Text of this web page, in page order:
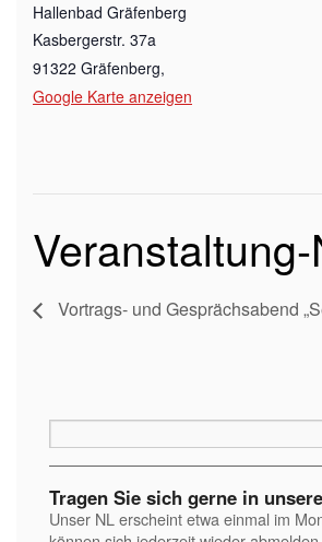
Hallenbad Gräfenberg
Kasbergerstr. 37a
91322 Gräfenberg,
Google Karte anzeigen
Vortrags- und Gesprächsabend
Tragen Sie sich gerne in
Unser NL erscheint etwa einmal im